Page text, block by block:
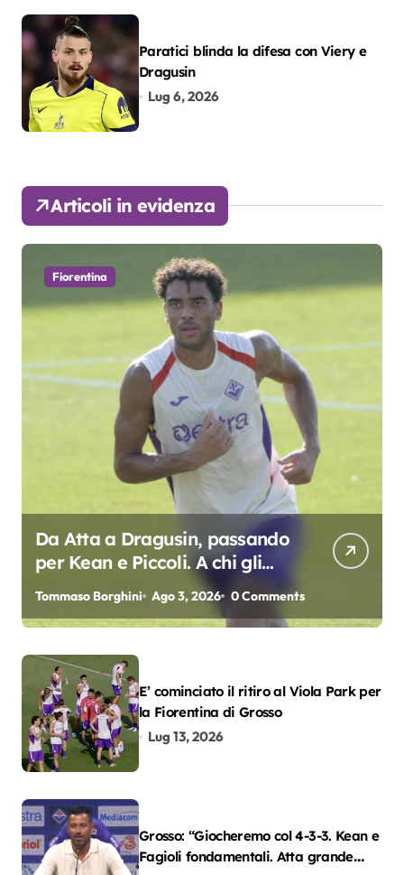
Paratici blinda la difesa con Viery e
Dragusin
Lug 6, 2026
Articoli in evidenza
Fiorentina
Da Atta a Dragusin, passando
per Kean e Piccoli. A chi gli
oscar del precampionato?
Tommaso Borghini Ago 3, 2026 0 Comments
E’ cominciato il ritiro al Viola Park per
la Fiorentina di Grosso
Lug 13, 2026
Grosso: “Giocheremo col 4-3-3. Kean e
Fagioli fondamentali. Atta grande